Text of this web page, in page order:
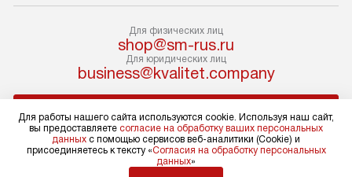
с менеджером. За эту услугу будет
взиматься дополнительная плата.
Обратите внимание на размеры
пронести его через дверной проем,
сотрудники транспортной службы
не имеют права производить
запуск и
коммуникаций,
материалы,
Для физических лиц
shop@sm-rus.ru
Для юридических лиц
business@kvalitet.company
Политика конфиденциальности
Условия продажи
Для работы нашего сайта используются cookie. Используя наш сайт,
вы предоставляете согласие на обработку ваших персональных
данных с помощью сервисов веб-аналитики (Cookie) и
присоединяетесь к тексту «Согласия на обработку персональных
данных»